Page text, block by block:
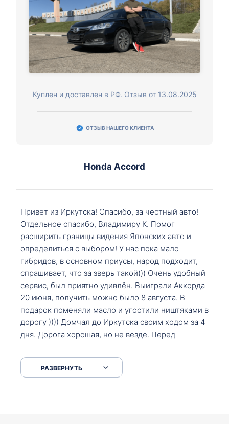
Куплен и доставлен в РФ. Отзыв от 13.08.2025
ОТЗЫВ НАШЕГО КЛИЕНТА
Honda Accord
Привет из Иркутска! Спасибо, за честный авто!
Отдельное спасибо, Владимиру К. Помог
расширить границы видения Японских авто и
определиться с выбором! У нас пока мало
гибридов, в основном приусы, народ подходит,
спрашивает, что за зверь такой))) Очень удобный
сервис, был приятно удивлён. Выиграли Аккорда
20 июня, получить можно было 8 августа. В
подарок поменяли масло и угостили ништяками в
дорогу )))) Домчал до Иркутска своим ходом за 4
дня. Дорога хорошая, но не везде. Перед
серпантинах по пути следования.
РАЗВЕРНУТЬ